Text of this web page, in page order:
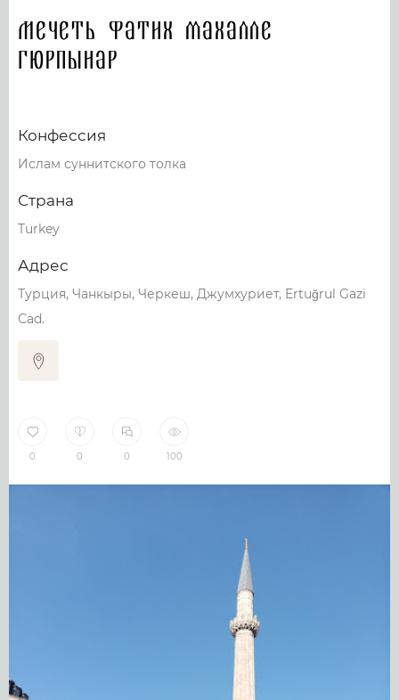
Мечеть Фатих махалле
Гюрпынар
Конфессия
Ислам суннитского толка
Страна
Turkey
Адрес
Турция, Чанкыры, Черкеш, Джумхуриет, Ertuğrul Gazi
Cad.
0 0 0 100